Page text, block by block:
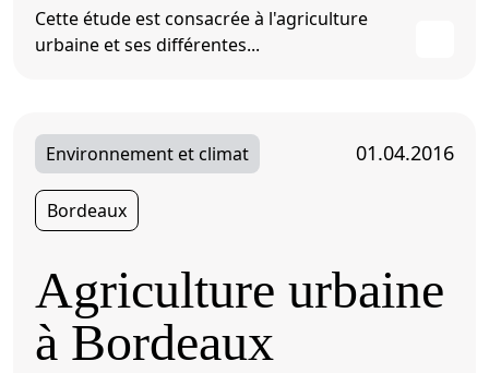
Cette étude est consacrée à l'agriculture
urbaine et ses différentes...
Environnement et climat 01.04.2016
Bordeaux
Agriculture urbaine
à Bordeaux